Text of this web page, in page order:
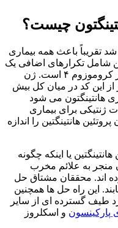
چیست؟
شد تقریباً باعث همه بیماری
تکرارهای اضافی یک
کد شیمیایی خاص در یک بخش کوچک از کروموزوم ۴ است. ژن
۱۷ تا ۲۰ تکرار از این کد در میان کل بیش
می شود
برای بیماری
هانتینگتین را اندازه
یا اینکه چگونه
به علائم مخرب
محققان مشتاق حل
این راه حل ها همچنین
ای از سایر
و اسکلروز